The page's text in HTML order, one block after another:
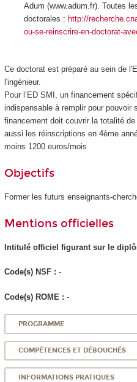
Adum (www.adum.fr). Toutes
doctorales : http://
ou-se-reinscrire-en-doctorat-
Ce doctorat est préparé au sein de
l'ingénieur.
Pour l’ED SMI, un financement
indispensable à remplir pour pouvoir
financement doit couvrir la totalité
aussi les réinscriptions en 4ème
moins 1200 euros/mois
Objectifs
Former les futurs enseignants-
Mentions officielles
Intitulé officiel figurant sur le
Code(s) NSF : -
Code(s) ROME : -
PROGRAMME
COMPÉTENCES ET DÉBOUCHÉS
INFORMATIONS PRATIQUES